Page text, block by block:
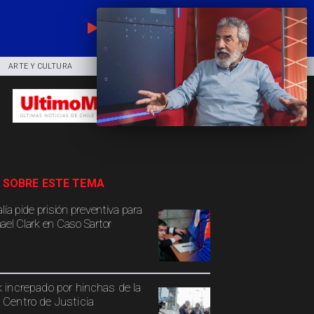
EN VIVO
ARTE Y CULTURA DEPORTES
pide prisión preventiva para
Clark en Caso Sartor
increpado por hinchas de la
Centro de Justicia
ESTE TEMA